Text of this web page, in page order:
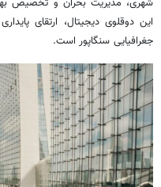
این دوقلوی دیجیتال، ارتقای
جغرافیایی سنگاپور است.